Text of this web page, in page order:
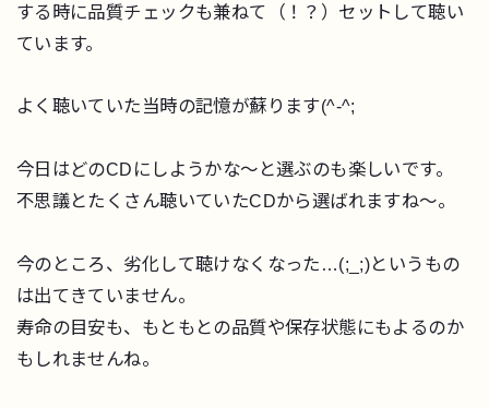
する時に品質チェックも兼ねて（！？）セットして聴い
ています。
よく聴いていた当時の記憶が蘇ります(^-^;
今日はどのCDにしようかな～と選ぶのも楽しいです。
不思議とたくさん聴いていたCDから選ばれますね～。
今のところ、劣化して聴けなくなった…(;_;)というもの
は出てきていません。
寿命の目安も、もともとの品質や保存状態にもよるのか
もしれませんね。